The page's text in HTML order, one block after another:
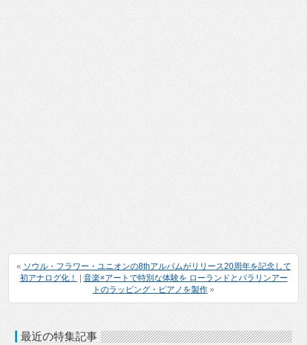
« ソウル・フラワー・ユニオンの8thアルバムがリリース20周年を記念して
初アナログ化！
音楽×アートで特別な体験を ローランドとパラリンアー
トのラッピング・ピアノを製作 »
最近の特集記事